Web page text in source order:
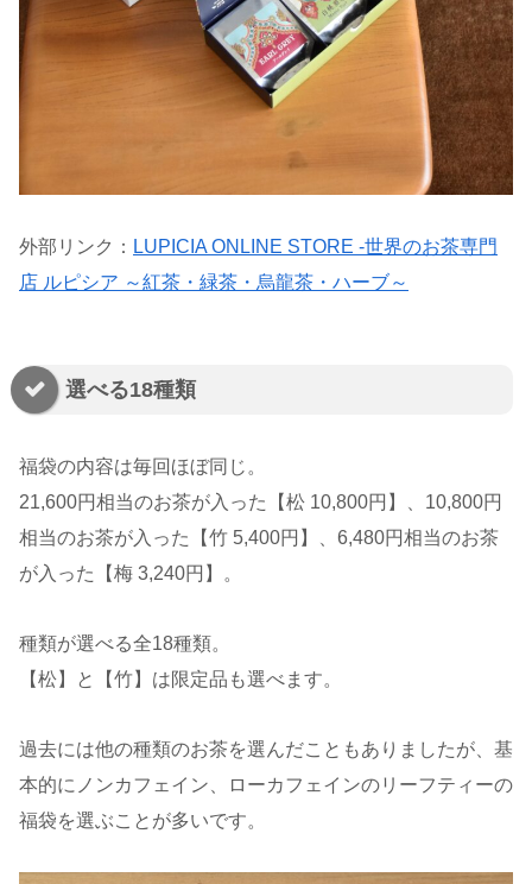
外部リンク： LUPICIA ONLINE STORE -世界のお茶専門
店 ルピシア ～紅茶・緑茶・烏龍茶・ハーブ～
選べる18種類
福袋の内容は毎回ほぼ同じ。
21,600円相当のお茶が入った【松 10,800円】、10,800円
相当のお茶が入った【竹 5,400円】、6,480円相当のお茶
が入った【梅 3,240円】。
種類が選べる全18種類。
【松】と【竹】は限定品も選べます。
過去には他の種類のお茶を選んだこともありましたが、基
本的にノンカフェイン、ローカフェインのリーフティーの
福袋を選ぶことが多いです。